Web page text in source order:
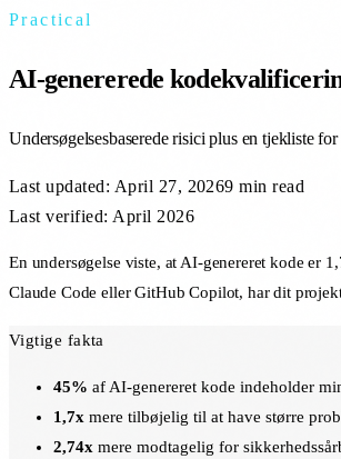
Practical
AI-genererede
Undersøgelsesbaserede risici plus en tjekliste
Last updated: April 27, 20269 min read
Last verified: April 2026
En undersøgelse viste, at AI-genereret kode er
Claude Code eller GitHub Copilot, har dit
Vigtige fakta
45% af AI-genereret kode indeholder
1,7x mere tilbøjelig til at have større
2,74x mere modtagelig for